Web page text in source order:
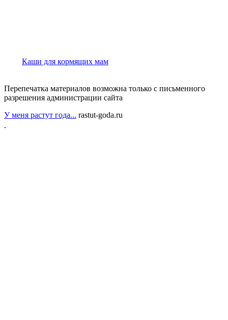
Каши для кормящих мам
Перепечатка материалов возможна только с письменного
разрешения администрации сайта
У меня растут года... rastut-goda.ru